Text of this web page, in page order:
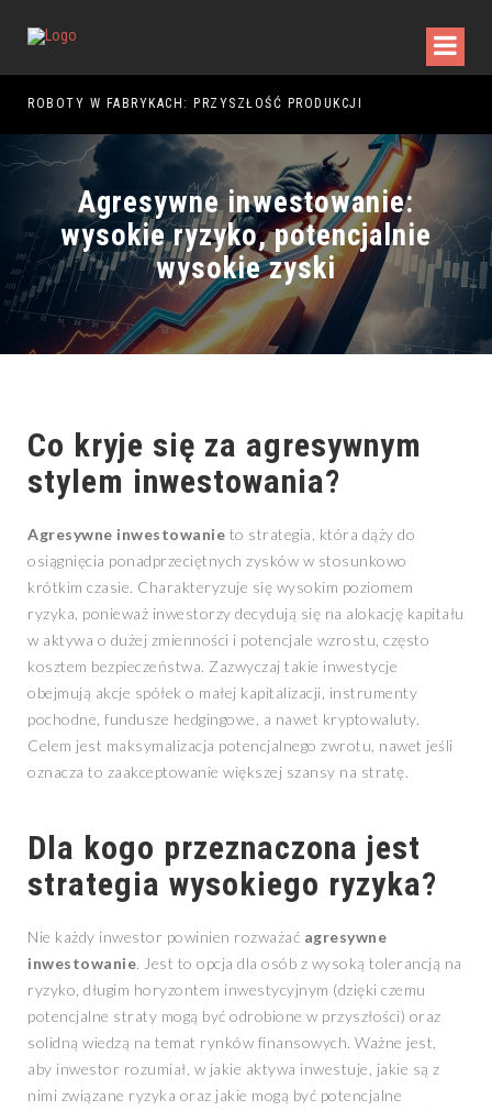
ROBOTY W FABRYKACH: PRZYSZŁOŚĆ PRODUKCJI
Agresywne inwestowanie:
wysokie ryzyko, potencjalnie
wysokie zyski
Co kryje się za agresywnym
stylem inwestowania?
Agresywne inwestowanie to strategia, która dąży do
osiągnięcia ponadprzeciętnych zysków w stosunkowo
krótkim czasie. Charakteryzuje się wysokim poziomem
ryzyka, ponieważ inwestorzy decydują się na alokację kapitału
w aktywa o dużej zmienności i potencjale wzrostu, często
kosztem bezpieczeństwa. Zazwyczaj takie inwestycje
obejmują akcje spółek o małej kapitalizacji, instrumenty
pochodne, fundusze hedgingowe, a nawet kryptowaluty.
Celem jest maksymalizacja potencjalnego zwrotu, nawet jeśli
oznacza to zaakceptowanie większej szansy na stratę.
Dla kogo przeznaczona jest
strategia wysokiego ryzyka?
Nie każdy inwestor powinien rozważać agresywne
inwestowanie. Jest to opcja dla osób z wysoką tolerancją na
ryzyko, długim horyzontem inwestycyjnym (dzięki czemu
potencjalne straty mogą być odrobione w przyszłości) oraz
solidną wiedzą na temat rynków finansowych. Ważne jest,
aby inwestor rozumiał, w jakie aktywa inwestuje, jakie są z
nimi związane ryzyka oraz jakie mogą być potencjalne